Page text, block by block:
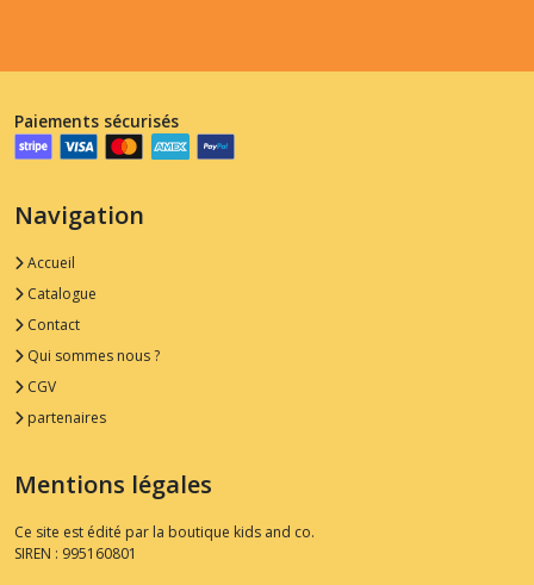
Paiements sécurisés
Navigation
Accueil
Catalogue
Contact
Qui sommes nous ?
CGV
partenaires
Mentions légales
Ce site est édité par la boutique kids and co.
SIREN : 995160801